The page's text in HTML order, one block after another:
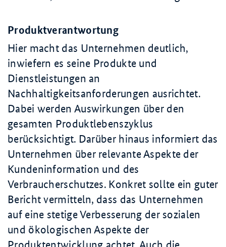
Produktverantwortung
Hier macht das Unternehmen deutlich,
inwiefern es seine Produkte und
Dienstleistungen an
Nachhaltigkeitsanforderungen ausrichtet.
Dabei werden Auswirkungen über den
gesamten Produktlebenszyklus
berücksichtigt. Darüber hinaus informiert das
Unternehmen über relevante Aspekte der
Kundeninformation und des
Verbraucherschutzes. Konkret sollte ein guter
Bericht vermitteln, dass das Unternehmen
auf eine stetige Verbesserung der sozialen
und ökologischen Aspekte der